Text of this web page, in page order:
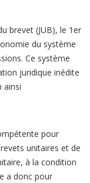
brevet (JUB), le 1er
du système
Ce système
juridique inédite
ainsi
pour
unitaires et de
à la condition
a donc pour